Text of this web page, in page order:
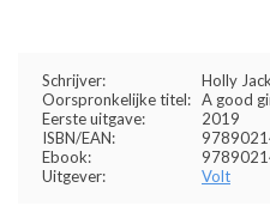
Schrijver:
Holly
Oorspronkelijke titel: A good
Eerste uitgave:
2019
ISBN/EAN:
Ebook:
Uitgever:
Volt